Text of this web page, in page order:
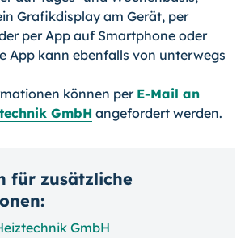
Grafikdisplay am Gerät, per
per App auf Smartphone oder
App kann ebenfalls von unterwegs
können per E-Mail an
GmbH angefordert werden.
für zusätzliche
GmbH